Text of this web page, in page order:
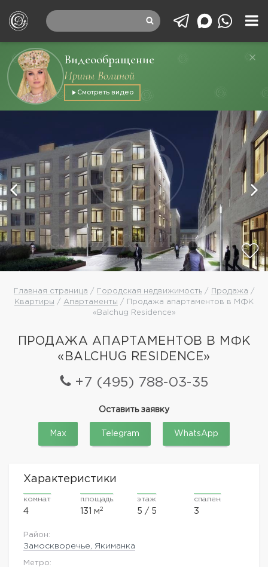
Видеообращение
Ирины Волиной
Смотреть видео
Главная страница / Городская недвижимость/ Продажа /
Квартиры / Апартаменты / Продажа апартаментов в МФК
«Balchug Residence»
ПРОДАЖА АПАРТАМЕНТОВ В МФК
«BALCHUG RESIDENCE»
+7 (495) 788-03-35
Оставить заявку
Max Telegram WhatsApp
Характеристики
комнат
4
площадь
131 м2
этаж
5 / 5
спален
3
Район:
Замоскворечье, Якиманка
Метро: